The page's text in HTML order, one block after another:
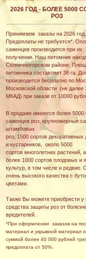
2026 ГОД - БОЛЕЕ 5000
РОЗ
Принимаем заказы на 2026 год.
Предоплаты не требуется*.
саженцев производится при их
получении. Наш питомник
Солнечногорском районе.
питомника составляет 38 га.
производится бесплатно по
Московской области (не далее
МКАД) при заказе от 10000
В продаже имеются более 5000
саженцев роз, крупномерные
штамбовых
роз, 1500 сортов декоративных
и кустарников, около 5000
сортов многолетних растений,
более 1000 сортов плодовых и
культур, в том числе и редкие.
очень высокого качества с
цветами.
Также Вы можете приобрести у
средства защиты роз от
вредителей.
*При оформлении заказов на
материал и укрывной материал
суммой более 40 000 рублей
предоплата от 50%.